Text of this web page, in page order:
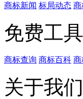
商标新闻 标局动态 商
免费工具
商标查询 商标百科 商
关于我们